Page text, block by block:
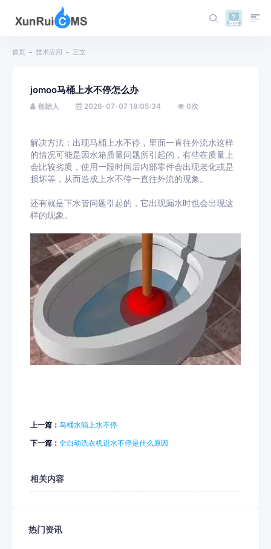
首页 技术应用 正文
jomoo马桶上水不停怎么办
创始人 2026-07-07 18:05:34 0次
解决方法：出现马桶上水不停，里面一直往外流水这样
的情况可能是因水箱质量问题所引起的，有些在质量上
会比较劣质，使用一段时间后内部零件会出现老化或是
损坏等，从而造成上水不停一直往外流的现象。
还有就是下水管问题引起的，它出现漏水时也会出现这
样的现象。
上一篇： 马桶水箱上水不停
下一篇： 全自动洗衣机进水不停是什么原因
相关内容
热门资讯